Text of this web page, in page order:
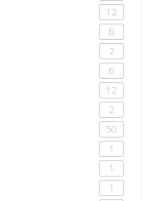
12
6
2
6
12
2
50
1
1
1